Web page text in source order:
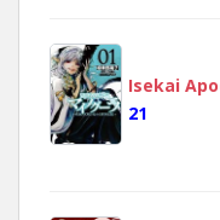
Isekai
21